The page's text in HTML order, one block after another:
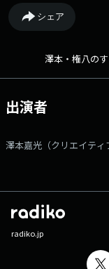
アーカイブは、こちら
（仮）」やCMソング
suguowa@tfm.jp まで
suguowa@tfm.jp Xハ
シェア
澤本・権八の
出演者
澤本嘉光（クリエイテ
radiko.jp